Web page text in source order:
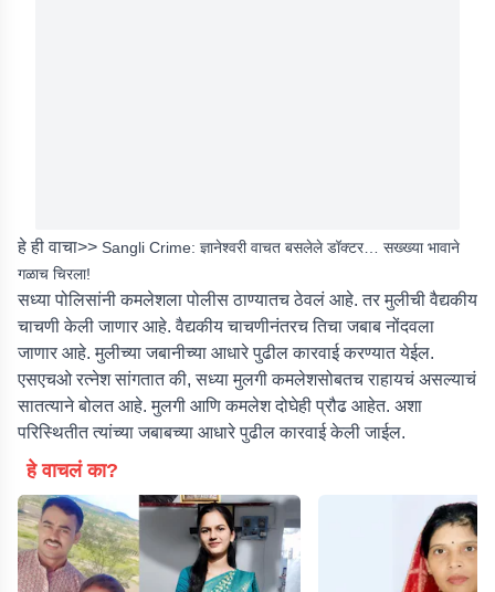
हे ही वाचा>> Sangli Crime: ज्ञानेश्वरी वाचत बसलेले डॉक्टर… सख्ख्या भावाने
गळाच चिरला!
सध्या पोलिसांनी कमलेशला पोलीस ठाण्यातच ठेवलं आहे. तर मुलीची वैद्यकीय
चाचणी केली जाणार आहे. वैद्यकीय चाचणीनंतरच तिचा जबाब नोंदवला
जाणार आहे. मुलीच्या जबानीच्या आधारे पुढील कारवाई करण्यात येईल.
एसएचओ रत्नेश सांगतात की, सध्या मुलगी कमलेशसोबतच राहायचं असल्याचं
सातत्याने बोलत आहे. मुलगी आणि कमलेश दोघेही प्रौढ आहेत. अशा
परिस्थितीत त्यांच्या जबाबच्या आधारे पुढील कारवाई केली जाईल.
हे वाचलं का?